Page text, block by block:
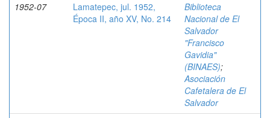
1952-07
Lamatepec, jul. 1952,
Época II, año XV, No. 214
Biblioteca
Nacional de El
Salvador
"Francisco
Gavidia"
(BINAES);
Asociación
Cafetalera de El
Salvador